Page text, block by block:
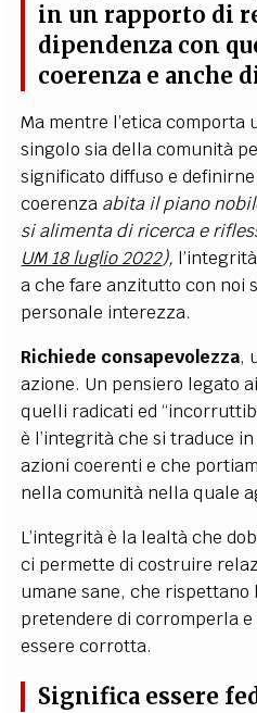
in un rapporto di
dipendenza con
coerenza e anche
Ma mentre l’etica comporta
singolo sia della comunità
significato diffuso e
coerenza abita il piano
si alimenta di ricerca e
UM 18 luglio 2022),
a che fare anzitutto con noi
personale interezza.
Richiede consapevolezza,
azione. Un pensiero legato
quelli radicati ed
è l’integrità che si traduce
azioni coerenti e che
nella comunità nella quale
L’integrità è la lealtà che
ci permette di costruire
umane sane, che
pretendere di corromperla
essere corrotta.
Significa essere